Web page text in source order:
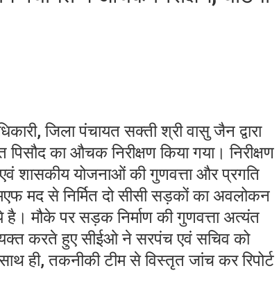
जिला पंचायत सक्ती श्री वासु जैन द्वारा
का औचक निरीक्षण किया गया। निरीक्षण
एवं शासकीय योजनाओं की गुणवत्ता और प्रगति
मद से निर्मित दो सीसी सड़कों का अवलोकन
मौके पर सड़क निर्माण की गुणवत्ता अत्यंत
करते हुए सीईओ ने सरपंच एवं सचिव को
ही, तकनीकी टीम से विस्तृत जांच कर रिपोर्ट